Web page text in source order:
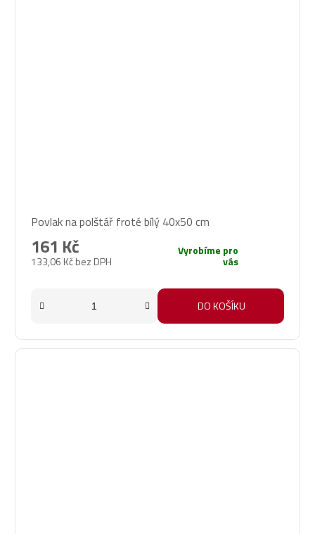
Povlak na polštář froté bílý 40x50 cm
133,06 Kč bez DPH
161 Kč Vyrobíme pro
vás
DO KOŠÍKU